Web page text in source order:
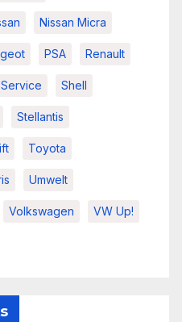
Nissan Micra
PSA Renault
Service Shell
Stellantis
Toyota
Umwelt
Volkswagen VW Up!